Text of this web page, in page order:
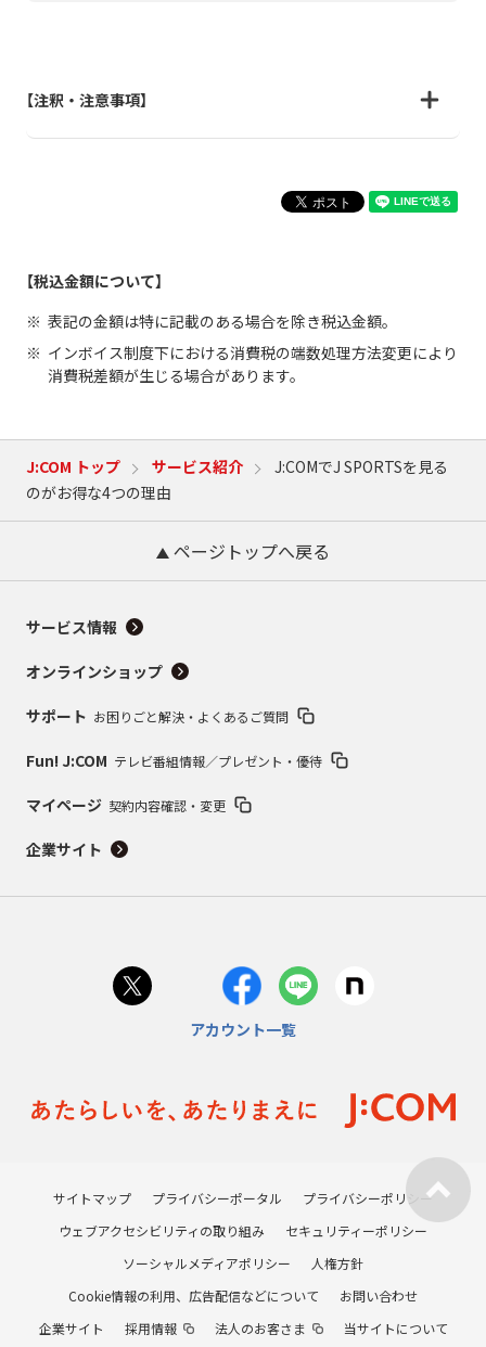
【注釈・注意事項】
【税込金額について】
表記の金額は特に記載のある場合を除き税込金額。
インボイス制度下における消費税の端数処理方法変更により
消費税差額が生じる場合があります。
J:COM トップ サービス紹介
J:COMでJ SPORTSを見る
のがお得な4つの理由
ページトップへ戻る
サービス情報
オンラインショップ
サポート お困りごと解決・よくあるご質問
Fun! J:COM テレビ番組情報／プレゼント・優待
マイページ 契約内容確認・変更
企業サイト
アカウント一覧
サイトマップ プライバシーポータル
プライバシーポリシー
ウェブアクセシビリティの取り組み
セキュリティーポリシー
ソーシャルメディアポリシー
人権方針
Cookie情報の利用、広告配信などについて
お問い合わせ
企業サイト
採用情報 法人のお客さま 当サイトについて